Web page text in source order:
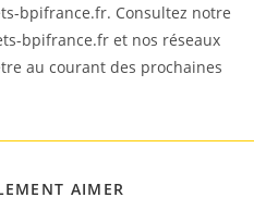
bpifrance.fr. Consultez notre
bpifrance.fr et nos réseaux
au courant des prochaines
AIMER